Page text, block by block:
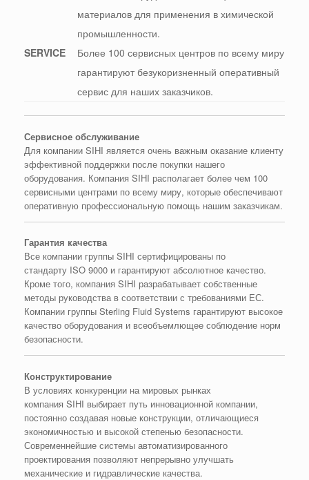
материалов для применения в химической
промышленности.
SERVICE
Более 100 сервисных центров по всему миру
гарантируют безукоризненный оперативный
сервис для наших заказчиков.
Сервисное обслуживание
Для компании SIHI является очень важным оказание клиенту
эффективной поддержки после покупки нашего
оборудования. Компания SIHI располагает более чем 100
сервисными центрами по всему миру, которые обеспечивают
оперативную профессиональную помощь нашим заказчикам.
Гарантия качества
Все компании группы SIHI сертифицированы по
стандарту ISO 9000 и гарантируют абсолютное качество.
Кроме того, компания SIHI разрабатывает собственные
методы руководства в соответствии с требованиями ЕС.
Компании группы Sterling Fluid Systems гарантируют высокое
качество оборудования и всеобъемлющее соблюдение норм
безопасности.
Конструктирование
В условиях конкуренции на мировых рынках
компания SIHI выбирает путь инновационной компании,
постоянно создавая новые конструкции, отличающиеся
экономичностью и высокой степенью безопасности.
Современнейшие системы автоматизированного
проектирования позволяют непрерывно улучшать
механические и гидравлические качества.